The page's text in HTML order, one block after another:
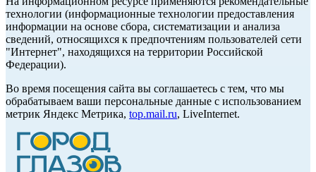
технологии (информационные технологии предоставления
информации на основе сбора, систематизации и анализа
сведений, относящихся к предпочтениям пользователей сети
"Интернет", находящихся на территории Российской
Федерации).
Во время посещения сайта вы соглашаетесь с тем, что мы
обрабатываем ваши персональные данные с использованием
метрик Яндекс Метрика, top.mail.ru, LiveInternet.